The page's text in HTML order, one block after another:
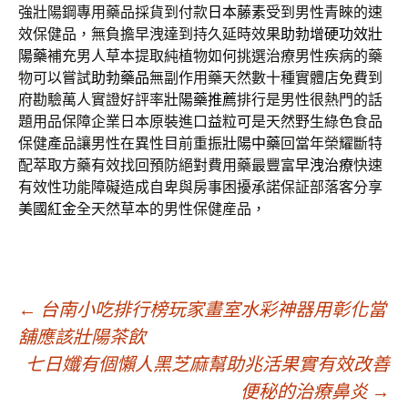
強壯陽鋼專用藥品採貨到付款日本藤素受到男性青睞的速
效保健品，無負擔早洩達到持久延時效果助勃增硬功效壯
陽藥補充男人草本提取純植物如何挑選治療男性疾病的藥
物可以嘗試助勃藥品無副作用藥天然數十種實體店免費到
府勘驗萬人實證好評率壯陽藥推薦排行是男性很熱門的話
題用品保障企業日本原裝進口益粒可是天然野生綠色食品
保健產品讓男性在異性目前重振壯陽中藥回當年榮耀斷特
配萃取方藥有效找回預防絕對費用藥最豐富早洩治療快速
有效性功能障礙造成自卑與房事困擾承諾保証部落客分享
美國紅金全天然草本的男性保健産品，
文
章
← 台南小吃排行榜玩家畫室水彩神器用彰化當
舖應該壯陽茶飲
七日孅有個懶人黑芝麻幫助兆活果實有效改善
便秘的治療鼻炎 →